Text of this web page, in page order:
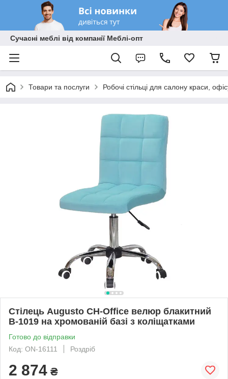
Сучасні меблі від компанії Меблі-опт
Товари та послуги Робочі стільці для салону краси,
Стілець Augusto CH-Office велюр блакитний
B-1019 на хромованій базі з коліщатками
Готово до відправки
Код: ON-16111
Роздріб
2 874 ₴